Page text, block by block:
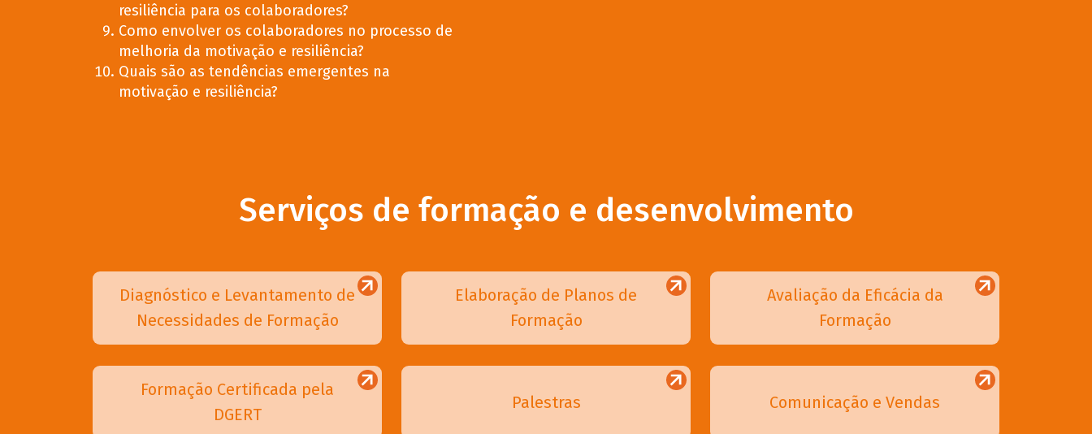
resiliência para os colaboradores?
Como envolver os colaboradores no processo de
melhoria da motivação e resiliência?
Quais são as tendências emergentes na
motivação e resiliência?
Serviços de formação e desenvolvimento
Diagnóstico e Levantamento de
Necessidades de Formação
Elaboração de Planos de
Formação
Avaliação da Eficácia da
Formação
Formação Certificada pela
DGERT
Palestras Comunicação e Vendas